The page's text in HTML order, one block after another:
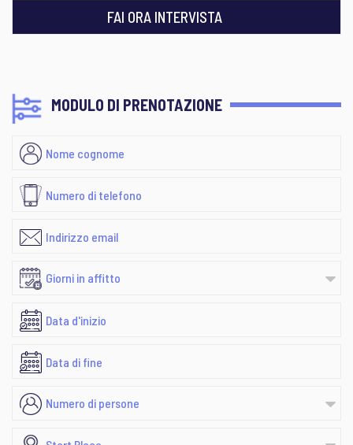
FAI ORA INTERVISTA
MODULO DI PRENOTAZIONE